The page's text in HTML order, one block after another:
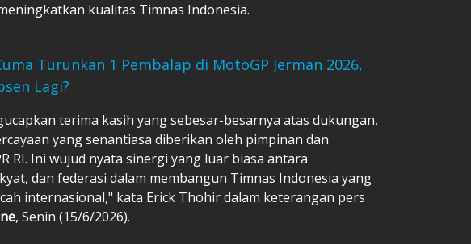
kualitas Timnas Indonesia.
Turunkan 1 Pembalap di MotoGP Jerman 2026,
Lagi?
terima kasih yang sebesar-besarnya atas dukungan,
yang senantiasa diberikan oleh pimpinan dan
RI. Ini wujud nyata sinergi yang luar biasa antara
dan federasi dalam membangun Timnas Indonesia yang
internasional," kata Erick Thohir dalam keterangan pers
, Senin (15/6/2026).